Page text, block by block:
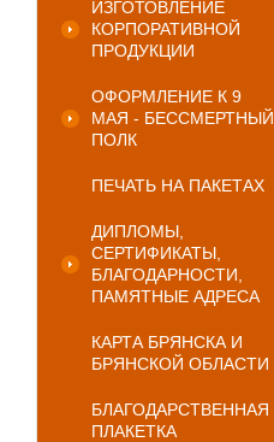
ИЗГОТОВЛЕНИЕ
КОРПОРАТИВНОЙ
ПРОДУКЦИИ
ОФОРМЛЕНИЕ К 9
МАЯ - БЕССМЕРТНЫЙ
ПОЛК
ПЕЧАТЬ НА ПАКЕТАХ
ДИПЛОМЫ,
СЕРТИФИКАТЫ,
БЛАГОДАРНОСТИ,
ПАМЯТНЫЕ АДРЕСА
КАРТА БРЯНСКА И
БРЯНСКОЙ ОБЛАСТИ
БЛАГОДАРСТВЕННАЯ
ПЛАКЕТКА